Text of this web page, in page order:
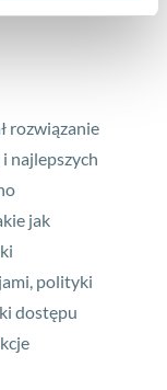
rozwiązanie
najlepszych
jak
polityki
dostępu